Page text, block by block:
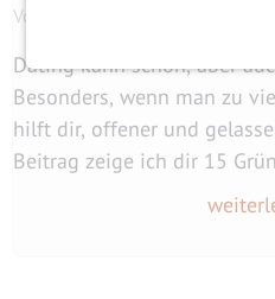
Von
Dating kann schön, aber
Besonders, wenn man zu
hilft dir, offener und
Beitrag zeige ich dir 15
beim Dating deine Haltung